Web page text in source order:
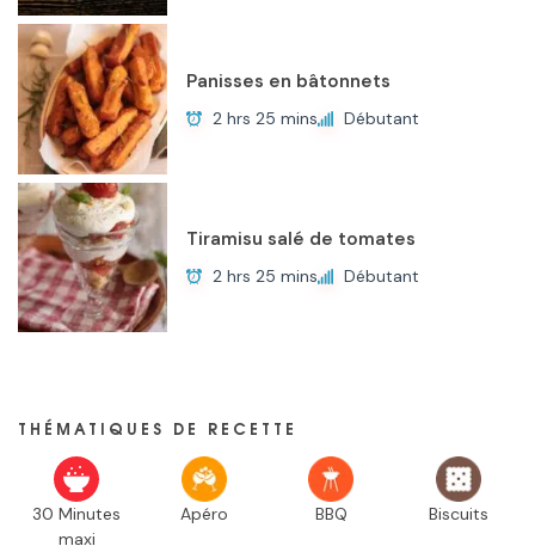
Panisses en bâtonnets
2 hrs 25 mins Débutant
Tiramisu salé de tomates
2 hrs 25 mins Débutant
THÉMATIQUES DE RECETTE
30 Minutes
maxi
Apéro BBQ Biscuits